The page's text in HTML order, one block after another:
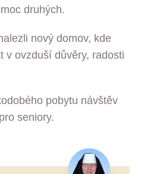
druhých.
nový domov, kde
v ovzduší důvěry, radosti
pobytu návštěv
seniory.